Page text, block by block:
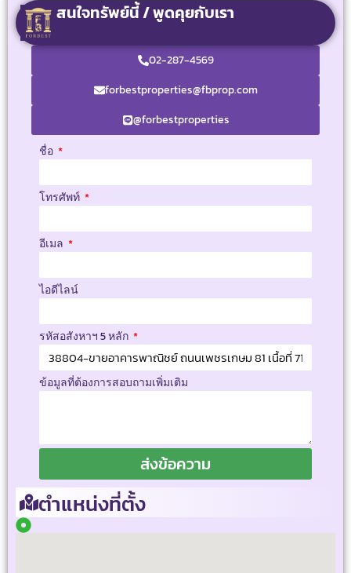
สนใจทรัพย์นี้ / พูดคุยกับเรา
02-287-4569
forbestproperties@fbprop.com
@forbestproperties
ชื่อ
โทรศัพท์
อีเมล
ไอดีไลน์
รหัสอสังหาฯ 5 หลัก
ข้อมูลที่ต้องการสอบถามเพิ่มเติม
ส่งข้อความ
ตำแหน่งที่ตั้ง